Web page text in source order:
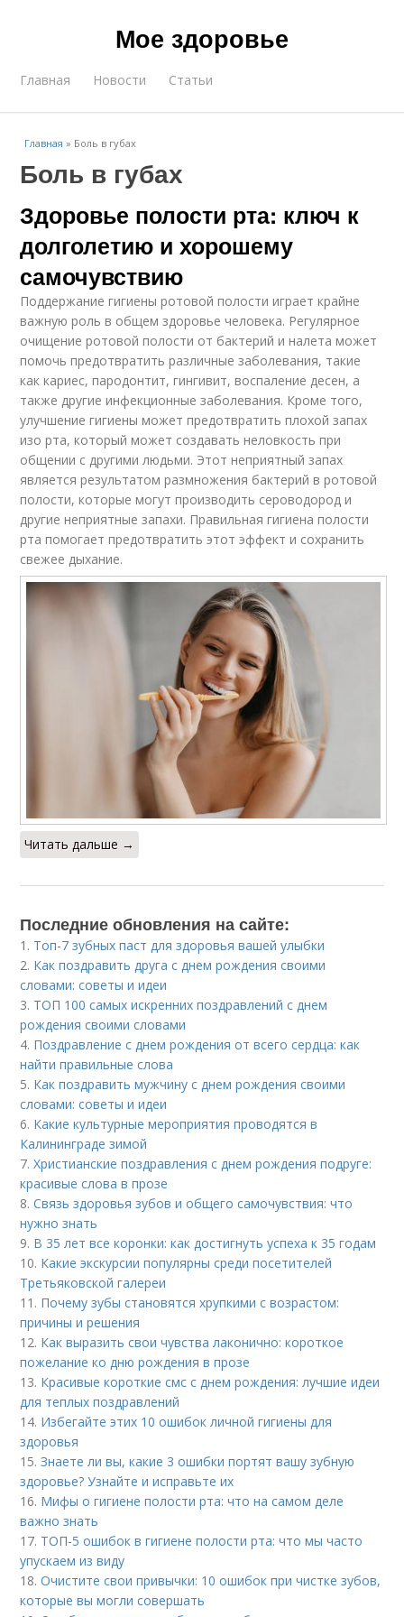
Мое здоровье
Главная Новости Статьи
Главная » Боль в губах
Боль в губах
Здоровье полости рта: ключ к
долголетию и хорошему
самочувствию
Поддержание гигиены ротовой полости играет крайне
важную роль в общем здоровье человека. Регулярное
очищение ротовой полости от бактерий и налета может
помочь предотвратить различные заболевания, такие
как кариес, пародонтит, гингивит, воспаление десен, а
также другие инфекционные заболевания. Кроме того,
улучшение гигиены может предотвратить плохой запах
изо рта, который может создавать неловкость при
общении с другими людьми. Этот неприятный запах
является результатом размножения бактерий в ротовой
полости, которые могут производить сероводород и
другие неприятные запахи. Правильная гигиена полости
рта помогает предотвратить этот эффект и сохранить
свежее дыхание.
Читать дальше →
Последние обновления на сайте:
1. Топ-7 зубных паст для здоровья вашей улыбки
2. Как поздравить друга с днем рождения своими
словами: советы и идеи
3. ТОП 100 самых искренних поздравлений с днем
рождения своими словами
4. Поздравление с днем рождения от всего сердца: как
найти правильные слова
5. Как поздравить мужчину с днем рождения своими
словами: советы и идеи
6. Какие культурные мероприятия проводятся в
Калининграде зимой
7.Христианские поздравления с днем рождения подруге:
красивые слова в прозе
8.Связь здоровья зубов и общего самочувствия: что
нужно знать
9. В 35 лет все коронки: как достигнуть успеха к 35 годам
10. Какие экскурсии популярны среди посетителей
Третьяковской галереи
11. Почему зубы становятся хрупкими с возрастом:
причины и решения
12. Как выразить свои чувства лаконично: короткое
пожелание ко дню рождения в прозе
13. Красивые короткие смс с днем рождения: лучшие идеи
для теплых поздравлений
14. Избегайте этих 10 ошибок личной гигиены для
здоровья
15.Знаете ли вы, какие 3 ошибки портят вашу зубную
здоровье? Узнайте и исправьте их
16. Мифы о гигиене полости рта: что на самом деле
важно знать
17. ТОП-5 ошибок в гигиене полости рта: что мы часто
упускаем из виду
18.Очистите свои привычки: 10 ошибок при чистке зубов,
которые вы могли совершать